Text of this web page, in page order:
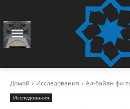
Домой Исследования Ал-байан фи
Исследования